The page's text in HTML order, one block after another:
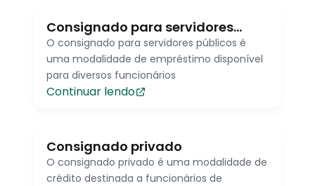
Consignado para servidores
públicos
O consignado para servidores públicos é
uma modalidade de empréstimo disponível
para diversos funcionários
Continuar lendo
Consignado privado
O consignado privado é uma modalidade de
crédito destinada a funcionários de